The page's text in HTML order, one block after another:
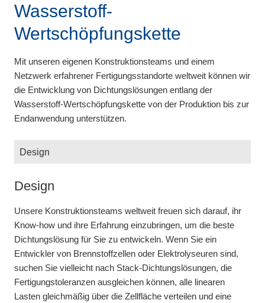
Wasserstoff-
Wertschöpfungskette
Mit unseren eigenen Konstruktionsteams und einem
Netzwerk erfahrener Fertigungsstandorte weltweit können wir
die Entwicklung von Dichtungslösungen entlang der
Wasserstoff-Wertschöpfungskette von der Produktion bis zur
Endanwendung unterstützen.
Design
Unsere Konstruktionsteams weltweit freuen sich darauf, ihr
Know-how und ihre Erfahrung einzubringen, um die beste
Dichtungslösung für Sie zu entwickeln. Wenn Sie ein
Entwickler von Brennstoffzellen oder Elektrolyseuren sind,
suchen Sie vielleicht nach Stack-Dichtungslösungen, die
Fertigungstoleranzen ausgleichen können, alle linearen
Lasten gleichmäßig über die Zellfläche verteilen und eine
Werkstoffe
Als Basis für die anwendungsspezifische
Elastomerentwicklung können wir auf mehr als 1.500
Werkstoffrezepturen zurückgreifen. Unser Fachwissen über
Werkstoffe und Verfahren macht uns zu einem geschätzten
Partner, der unsere Kunden an kritischen Punkten in der
Entwicklung unterstützt und ihnen hilft, ihre Ziele für eine
längere Lebensdauer zu erreichen.
Prüfung
Bei Freudenberg Sealing Technologies ist die Materialprüfung
und die Bewertung anwendungsrelevanter Bedingungen Teil
unserer DNA als Betreiber der weltweit größten Simmerring-
Prüfanlage. Mit unserem umfangreichen internen Wissen
sind wir darauf spezialisiert, anwendungsrelevante
Bedingungen über alle Stufen der Wasserstoff-
Wertschöpfungskette hinweg zu bewerten. Unsere Expertise